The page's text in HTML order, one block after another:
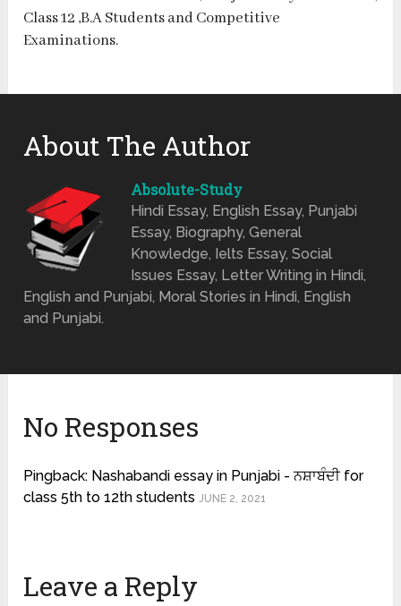
Class 12 ,B.A Students and Competitive
Examinations.
About The Author
Absolute-Study
Hindi Essay, English Essay, Punjabi
Essay, Biography, General
Knowledge, Ielts Essay, Social
Issues Essay, Letter Writing in Hindi,
English and Punjabi, Moral Stories in Hindi, English
and Punjabi.
No Responses
Pingback: Nashabandi essay in Punjabi - ਨਸ਼ਾਬੰਦੀ for
class 5th to 12th studentsJUNE 2, 2021
Leave a Reply